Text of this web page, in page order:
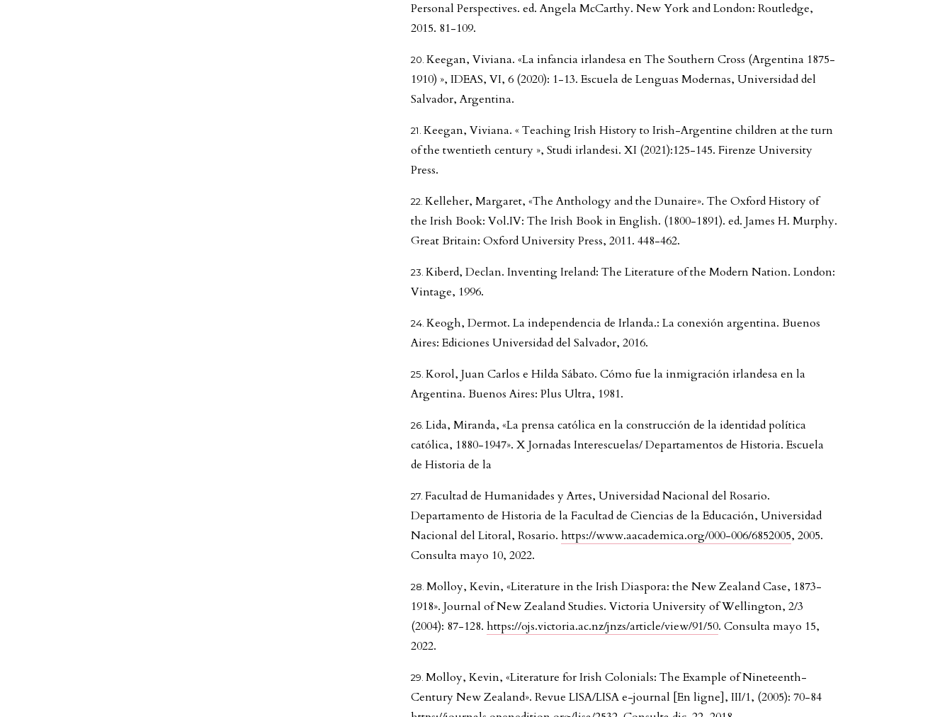
Personal Perspectives. ed. Angela McCarthy. New York and London: Routledge,
2015. 81-109.
Keegan, Viviana. «La infancia irlandesa en The Southern Cross (Argentina 1875-
1910) », IDEAS, VI, 6 (2020): 1-13. Escuela de Lenguas Modernas, Universidad del
Salvador, Argentina.
Keegan, Viviana. « Teaching Irish History to Irish-Argentine children at the turn
of the twentieth century », Studi irlandesi. XI (2021):125-145. Firenze University
Press.
Kelleher, Margaret, «The Anthology and the Dunaire». The Oxford History of
the Irish Book: Vol.IV: The Irish Book in English. (1800-1891). ed. James H. Murphy.
Great Britain: Oxford University Press, 2011. 448-462.
Kiberd, Declan. Inventing Ireland: The Literature of the Modern Nation. London:
Vintage, 1996.
Keogh, Dermot. La independencia de Irlanda.: La conexión argentina. Buenos
Aires: Ediciones Universidad del Salvador, 2016.
Korol, Juan Carlos e Hilda Sábato. Cómo fue la inmigración irlandesa en la
Argentina. Buenos Aires: Plus Ultra, 1981.
Lida, Miranda, «La prensa católica en la construcción de la identidad política
católica, 1880-1947». X Jornadas Interescuelas/ Departamentos de Historia. Escuela
de Historia de la
Facultad de Humanidades y Artes, Universidad Nacional del Rosario.
Departamento de Historia de la Facultad de Ciencias de la Educación, Universidad
Nacional del Litoral, Rosario. https://www.aacademica.org/000-006/6852005, 2005.
Consulta mayo 10, 2022.
Molloy, Kevin, «Literature in the Irish Diaspora: the New Zealand Case, 1873-
1918». Journal of New Zealand Studies. Victoria University of Wellington, 2/3
(2004): 87-128. https://ojs.victoria.ac.nz/jnzs/article/view/91/50. Consulta mayo 15,
2022.
Molloy, Kevin, «Literature for Irish Colonials: The Example of Nineteenth-
Century New Zealand». Revue LISA/LISA e-journal [En ligne], III/1, (2005): 70-84